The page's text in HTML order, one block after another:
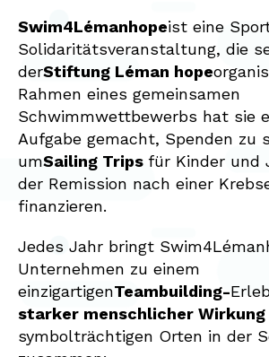
Swim4Lémanhopeist eine
Solidaritätsveranstaltung, die
derStiftung Léman hope
Rahmen eines gemeinsamen
Schwimmwettbewerbs hat sie
Aufgabe gemacht, Spenden zu
umSailing Trips für Kinder und
der Remission nach einer
finanzieren.
Jedes Jahr bringt
Unternehmen zu einem
einzigartigenTeambuilding-
starker menschlicher Wirkung
symbolträchtigen Orten in der